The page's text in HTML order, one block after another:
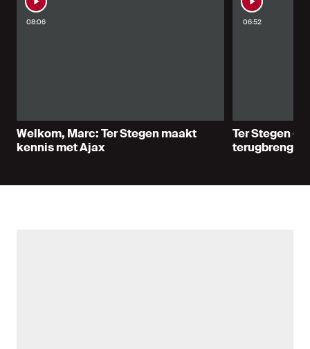
08:06
Welkom, Marc: Ter Stegen maakt
kennis met Ajax
06:52
Ter Stegen